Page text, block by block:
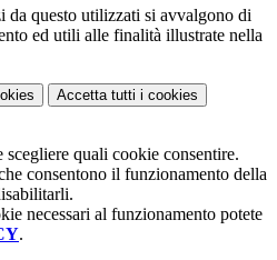
da questo utilizzati si avvalgono di
ed utili alle finalità illustrate nella
Accetta tutti i cookies
scegliere quali cookie consentire.
consentono il funzionamento della
necessari al funzionamento potete
.